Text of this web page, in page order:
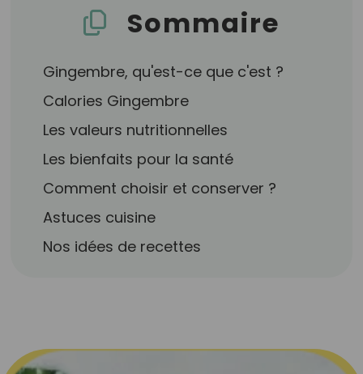
Sommaire
Gingembre, qu'est-ce que c'est ?
Calories Gingembre
Les valeurs nutritionnelles
Les bienfaits pour la santé
Comment choisir et conserver ?
Astuces cuisine
Nos idées de recettes